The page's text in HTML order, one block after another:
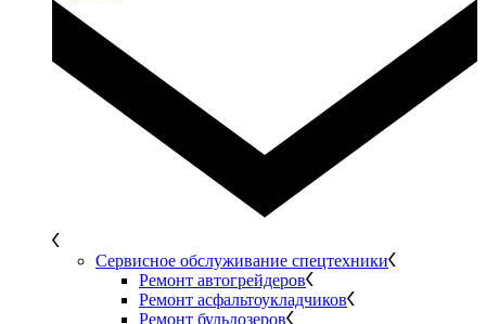
Сервисное обслуживание спецтехники
Ремонт автогрейдеров
Ремонт асфальтоукладчиков
Ремонт бульдозеров